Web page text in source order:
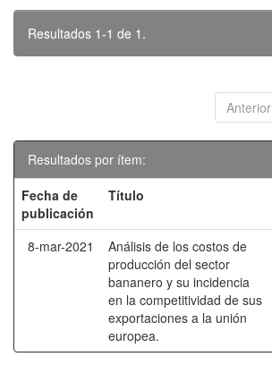
Resultados 1-1 de 1.
Anterior
Resultados por ítem:
Fecha de
publicación
Título
8-mar-2021
Análisis de los costos de
producción del sector
bananero y su incidencia
en la competitividad de sus
exportaciones a la unión
europea.